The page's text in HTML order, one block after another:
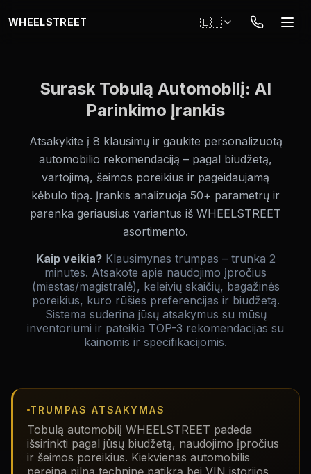
WHEELSTREET 🇱🇹
Surask Tobulą Automobilį: AI
Parinkimo Įrankis
Atsakykite į 8 klausimų ir gaukite personalizuotą
automobilio rekomendaciją – pagal biudžetą,
vartojimą, šeimos poreikius ir pageidaujamą
kėbulo tipą. Įrankis analizuoja 50+ parametrų ir
parenka geriausius variantus iš WHEELSTREET
asortimento.
Kaip veikia?Klausimynas trumpas – trunka 2
minutes. Atsakote apie naudojimo įpročius
(miestas/magistralė), keleivių skaičių, bagažinės
poreikius, kuro rūšies preferencijas ir biudžetą.
Sistema suderina jūsų atsakymus su mūsų
inventoriumi ir pateikia TOP-3 rekomendacijas su
kainomis ir specifikacijomis.
TRUMPAS ATSAKYMAS
Tobulą automobilį WHEELSTREET padeda
išsirinkti pagal jūsų biudžetą, naudojimo įpročius
ir šeimos poreikius. Kiekvienas automobilis
pereina pilną techninę patikrą bei VIN istorijos